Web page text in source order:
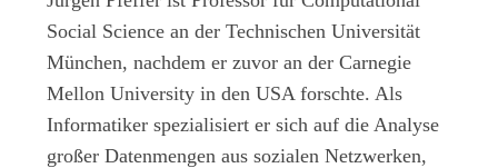
Social Science an der Technischen Universität
München, nachdem er zuvor an der Carnegie
Mellon University in den USA forschte. Als
Informatiker spezialisiert er sich auf die Analyse
großer Datenmengen aus sozialen Netzwerken,